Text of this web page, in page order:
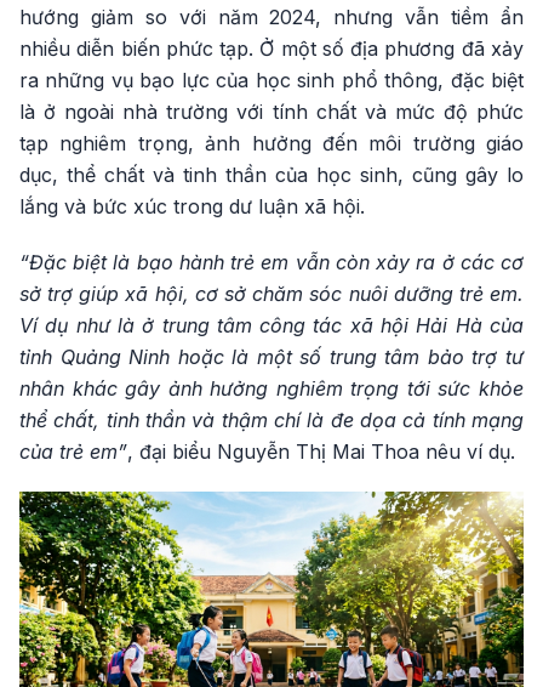
hướng giảm so với năm 2024, nhưng vẫn tiềm ẩn
nhiều diễn biến phức tạp. Ở một số địa phương đã xảy
ra những vụ bạo lực của học sinh phổ thông, đặc biệt
là ở ngoài nhà trường với tính chất và mức độ phức
tạp nghiêm trọng, ảnh hưởng đến môi trường giáo
dục, thể chất và tinh thần của học sinh, cũng gây lo
lắng và bức xúc trong dư luận xã hội.
“Đặc biệt là bạo hành trẻ em vẫn còn xảy ra ở các cơ
sở trợ giúp xã hội, cơ sở chăm sóc nuôi dưỡng trẻ em.
Ví dụ như là ở trung tâm công tác xã hội Hải Hà của
tỉnh Quảng Ninh hoặc là một số trung tâm bảo trợ tư
nhân khác gây ảnh hưởng nghiêm trọng tới sức khỏe
thể chất, tinh thần và thậm chí là đe dọa cả tính mạng
của trẻ em”, đại biểu Nguyễn Thị Mai Thoa nêu ví dụ.